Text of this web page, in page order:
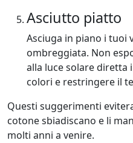
Asciutto piatto
Asciuga in piano i tuoi
ombreggiata. Non
alla luce solare diretta
colori e restringere il
Questi suggerimenti
cotone sbiadiscano e li
molti anni a venire.